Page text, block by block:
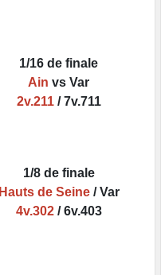
1/16 de finale
Ain vs Var
2v.211/ 7v.711
1/8 de finale
Hauts de Seine/ Var
4v.302/ 6v.403